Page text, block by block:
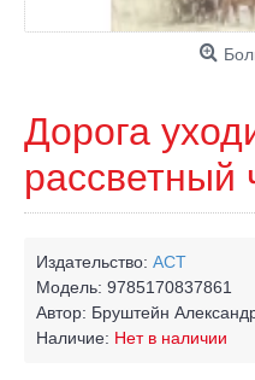
Дорога
рассветный
Издательство: АСТ
Модель: 9785170837861
Автор: Бруштейн
Наличие: Нет в наличии